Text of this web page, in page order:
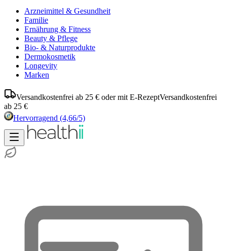
Arzneimittel & Gesundheit
Familie
Ernährung & Fitness
Beauty & Pflege
Bio- & Naturprodukte
Dermokosmetik
Longevity
Marken
Versandkostenfrei ab 25 € oder mit E-RezeptVersandkostenfrei
ab 25 €
Hervorragend (4,66/5)